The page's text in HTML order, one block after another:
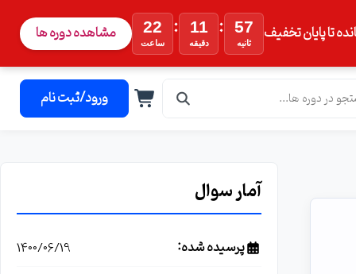
تا پایان تخفیف 22
ساعت
: 11
دقیقه
: 56
ثانیه مشاهده دوره ها
ورود/ثبت نام
آمار سوال
پرسیده شده: 1400/06/19